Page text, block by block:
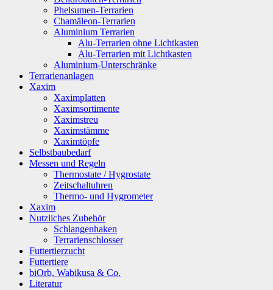
Phelsumen-Terrarien
Chamäleon-Terrarien
Aluminium Terrarien
Alu-Terrarien ohne Lichtkasten
Alu-Terrarien mit Lichtkasten
Aluminium-Unterschränke
Terrarienanlagen
Xaxim
Xaximplatten
Xaximsortimente
Xaximstreu
Xaximstämme
Xaximtöpfe
Selbstbaubedarf
Messen und Regeln
Thermostate / Hygrostate
Zeitschaltuhren
Thermo- und Hygrometer
Xaxim
Nutzliches Zubehör
Schlangenhaken
Terrarienschlosser
Futtertierzucht
Futtertiere
biOrb, Wabikusa & Co.
Literatur